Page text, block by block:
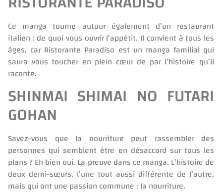
Ce manga tourne autour également d’un restaurant
italien : de quoi vous ouvrir l’appétit. Il convient à tous les
âges, car Ristorante Paradiso est un manga familial qui
saura vous toucher en plein cœur de par l’histoire qu’il
raconte.
SHINMAI SHIMAI NO FUTARI
GOHAN
Savez-vous que la nourriture peut rassembler des
personnes qui semblent être en désaccord sur tous les
plans ? Eh bien oui. La preuve dans ce manga. L’histoire de
deux demi-sœurs, l’une tout aussi différente de l’autre,
mais qui ont une passion commune : la nourriture.